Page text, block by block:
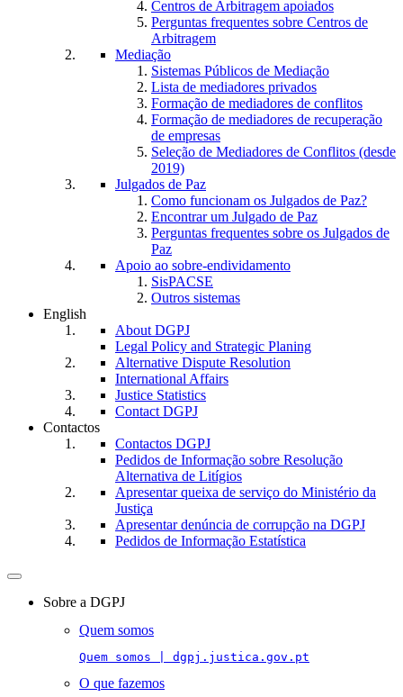
Centros de Arbitragem apoiados
Perguntas frequentes sobre Centros de
Arbitragem
Mediação
Sistemas Públicos de Mediação
Lista de mediadores privados
Formação de mediadores de conflitos
Formação de mediadores de recuperação
de empresas
Seleção de Mediadores de Conflitos (desde
2019)
Julgados de Paz
Como funcionam os Julgados de Paz?
Encontrar um Julgado de Paz
Perguntas frequentes sobre os Julgados de
Paz
Apoio ao sobre-endividamento
SisPACSE
Outros sistemas
English
About DGPJ
Legal Policy and Strategic Planing
Alternative Dispute Resolution
International Affairs
Justice Statistics
Contact DGPJ
Contactos
Contactos DGPJ
Pedidos de Informação sobre Resolução
Alternativa de Litígios
Apresentar queixa de serviço do Ministério da
Justiça
Apresentar denúncia de corrupção na DGPJ
Pedidos de Informação Estatística
Toggle
navigationSobre a DGPJ
Quem somos
Quem somos | dgpj.justica.gov.pt
O que fazemos